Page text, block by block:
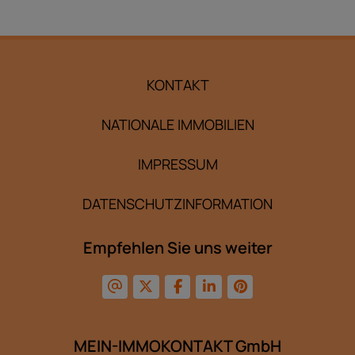
KONTAKT
NATIONALE IMMOBILIEN
IMPRESSUM
DATENSCHUTZINFORMATION
Empfehlen Sie uns weiter
MEIN-IMMOKONTAKT GmbH